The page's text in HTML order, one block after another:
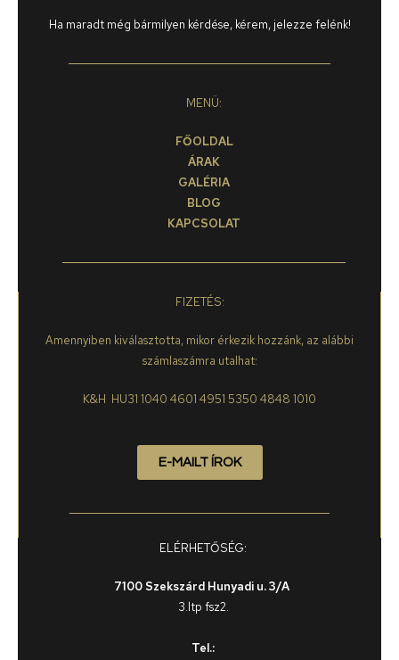
Ha maradt még bármilyen kérdése, kérem, jelezze felénk!
MENÜ:
FŐOLDAL
ÁRAK
GALÉRIA
BLOG
KAPCSOLAT
FIZETÉS:
Amennyiben kiválasztotta, mikor érkezik hozzánk, az alábbi
számlaszámra utalhat:
K&H HU31 1040 4601 4951 5350 4848 1010
E-MAILT ÍROK
ELÉRHETŐSÉG:
7100 Szekszárd Hunyadi u. 3/A
3.ltp fsz2.
Tel.: